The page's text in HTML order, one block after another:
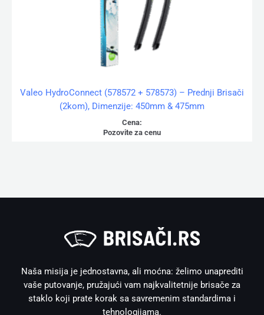
Valeo HydroConnect (578572 + 578573) – Prednji Brisači
(2kom), Dimenzije: 450mm & 475mm
Cena:
Pozovite za cenu
Naša misija je jednostavna, ali moćna: želimo unaprediti
vaše putovanje, pružajući vam najkvalitetnije brisače za
staklo koji prate korak sa savremenim standardima i
tehnologijama.